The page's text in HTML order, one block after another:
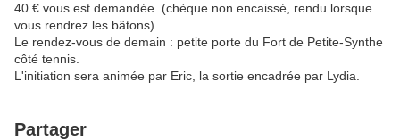
40 € vous est demandée. (chèque non encaissé, rendu lorsque
vous rendrez les bâtons)
Le rendez-vous de demain : petite porte du Fort de Petite-Synthe
côté tennis.
L'initiation sera animée par Eric, la sortie encadrée par Lydia.
Partager